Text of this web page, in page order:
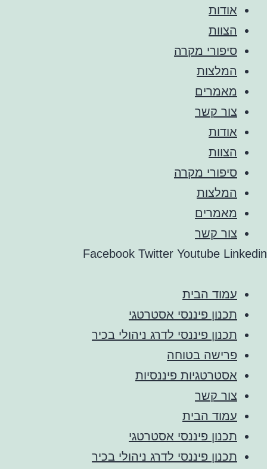
אודות
הצוות
סיפורי מקרה
המלצות
מאמרים
צור קשר
אודות
הצוות
סיפורי מקרה
המלצות
מאמרים
צור קשר
Facebook Twitter Youtube Linkedin
עמוד הבית
תכנון פיננסי אסטרטגי
תכנון פיננסי לדרג ניהולי בכיר
פרישה בטוחה
אסטרטגיות פיננסיות
צור קשר
עמוד הבית
תכנון פיננסי אסטרטגי
תכנון פיננסי לדרג ניהולי בכיר